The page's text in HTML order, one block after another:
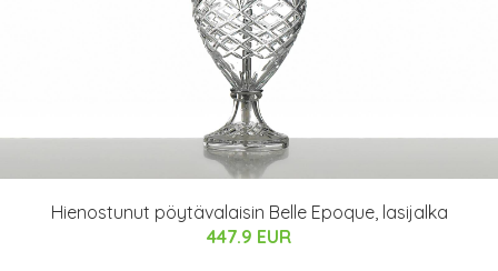
Hienostunut pöytävalaisin Belle Epoque, lasijalka
447.9 EUR